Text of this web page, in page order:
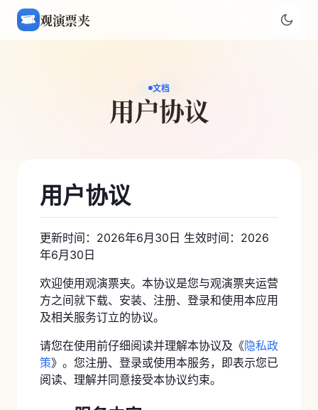
观演票夹
文档
用户协议
用户协议
更新时间：2026年6月30日 生效时间：2026
年6月30日
欢迎使用观演票夹。本协议是您与观演票夹运营
方之间就下载、安装、注册、登录和使用本应用
及相关服务订立的协议。
请您在使用前仔细阅读并理解本协议及《隐私政
策》。您注册、登录或使用本服务，即表示您已
阅读、理解并同意接受本协议约束。